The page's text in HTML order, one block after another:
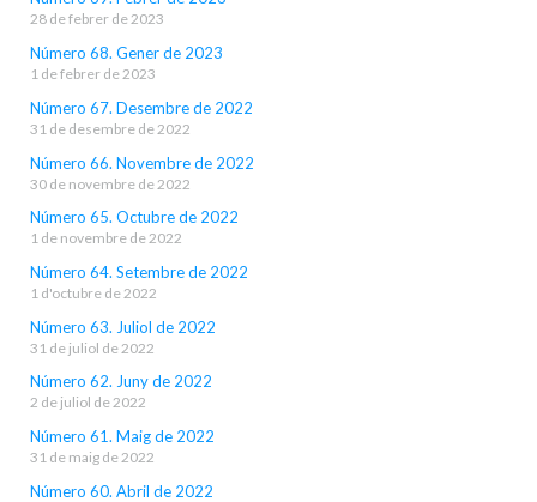
28 de febrer de 2023
Número 68. Gener de 2023
1 de febrer de 2023
Número 67. Desembre de 2022
31 de desembre de 2022
Número 66. Novembre de 2022
30 de novembre de 2022
Número 65. Octubre de 2022
1 de novembre de 2022
Número 64. Setembre de 2022
1 d'octubre de 2022
Número 63. Juliol de 2022
31 de juliol de 2022
Número 62. Juny de 2022
2 de juliol de 2022
Número 61. Maig de 2022
31 de maig de 2022
Número 60. Abril de 2022